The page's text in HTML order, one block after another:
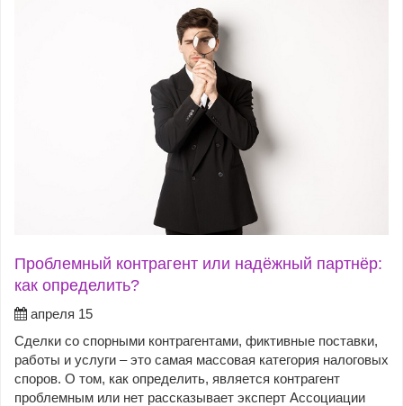
Проблемный контрагент или надёжный партнёр:
как определить?
апреля 15
Сделки со спорными контрагентами, фиктивные поставки,
работы и услуги – это самая массовая категория налоговых
споров. О том, как определить, является контрагент
проблемным или нет рассказывает эксперт Ассоциации